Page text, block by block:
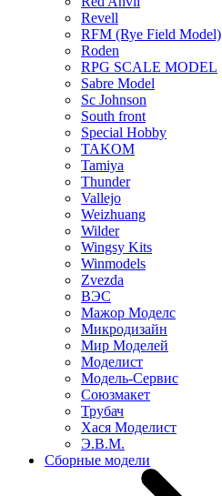
Revell
RFM (Rye Field Model)
Roden
RPG SCALE MODEL
Sabre Model
Sc Johnson
South front
Special Hobby
TAKOM
Tamiya
Thunder
Vallejo
Weizhuang
Wilder
Wingsy Kits
Winmodels
Zvezda
ВЭС
Мажор Моделс
Микродизайн
Мир Моделей
Моделист
Модель-Сервис
Союзмакет
Трубач
Хася Моделист
Э.В.М.
Сборные модели